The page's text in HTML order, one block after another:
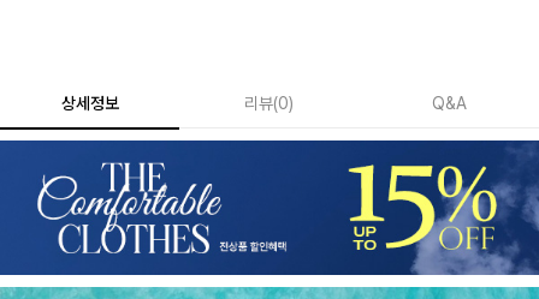
상세정보 리뷰(0) Q&A